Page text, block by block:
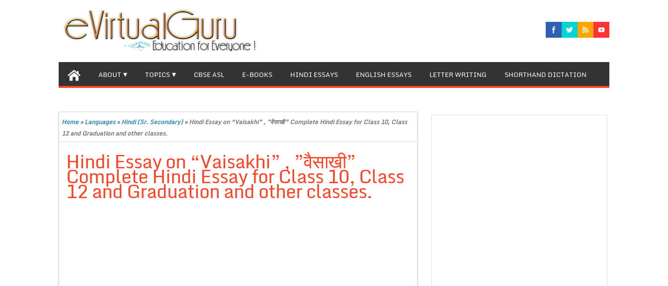
ABOUT TOPICS CBSE ASL E-BOOKS HINDI ESSAYS ENGLISH ESSAYS LETTER WRITING SHORTHAND DICTATION
Home»Languages»Hindi (Sr. Secondary)»Hindi Essay on “Vaisakhi” , ”वैसाखी” Complete Hindi Essay for Class 10, Class
12 and Graduation and other classes.
Hindi Essay on “Vaisakhi” , ”वैसाखी”
Complete Hindi Essay for Class 10, Class
12 and Graduation and other classes.